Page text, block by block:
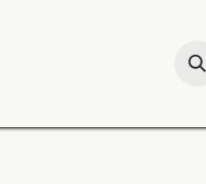
UNICORN-Launch 2026